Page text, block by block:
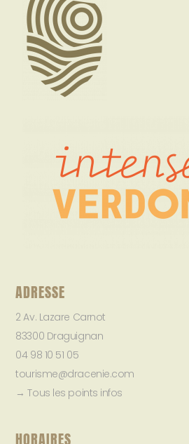
ADRESSE
2 Av. Lazare Carnot
83300 Draguignan
04 98 10 51 05
tourisme@dracenie.com
→ Tous les points infos